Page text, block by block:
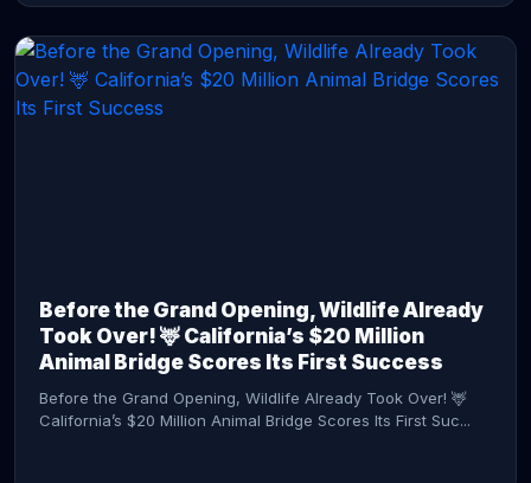
Before the Grand Opening, Wildlife Already
Took Over! 🦌 California’s $20 Million
Animal Bridge Scores Its First Success
Before the Grand Opening, Wildlife Already Took Over! 🦌
California’s $20 Million Animal Bridge Scores Its First Suc...